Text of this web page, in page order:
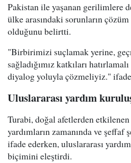
Pakistan ile yaşanan gerilimlere
ülke arasındaki sorunların
olduğunu belirtti.
"Birbirimizi suçlamak yerine,
sağladığımız katkıları
diyalog yoluyla çözmeliyiz."
Uluslararası yardım
Turabi, doğal afetlerden
yardımların zamanında ve şeffaf
ifade ederken, uluslararası
biçimini eleştirdi.